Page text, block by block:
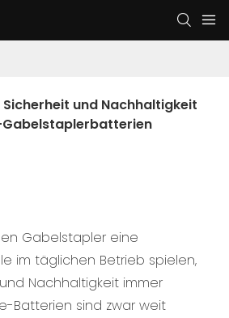
und Nachhaltigkeit
Gabelstapler eine
im täglichen Betrieb spielen,
Nachhaltigkeit immer
Batterien sind zwar weit